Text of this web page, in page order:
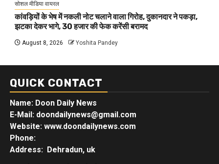
सोशल मीडिया वायरल
कांवड़ियों के भेष में नकली नोट चलाने वाला गिरोह, दुकानदार ने पकड़ा,
झटका देकर भागे, 30 हजार की फेक करेंसी बरामद
August 8, 2026 Yoshita Pandey
QUICK CONTACT
Name: Doon Daily News
E-Mail: doondailynews@gmail.com
Website: www.doondailynews.com
Phone:
Address: Dehradun, uk